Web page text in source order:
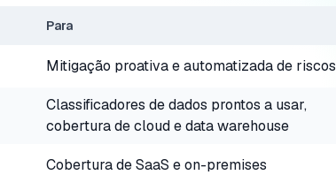
Para
Mitigação proativa e automatizada de riscos
Classificadores de dados prontos a usar,
cobertura de cloud e data warehouse
Cobertura de SaaS e on-premises